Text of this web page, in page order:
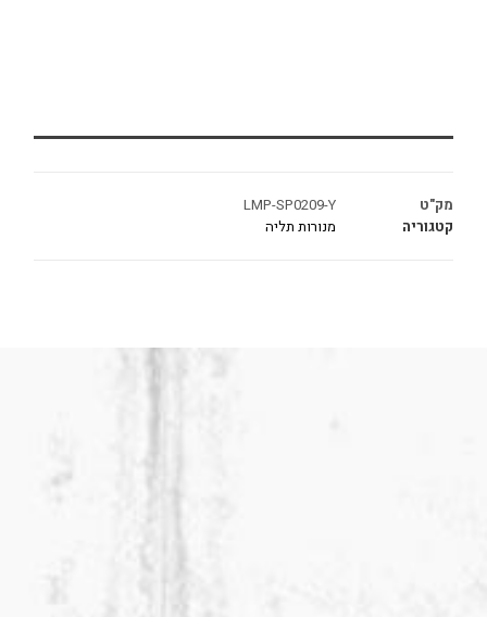
מק"ט
LMP-SP0209-Y
קטגוריה
מנורות תליה